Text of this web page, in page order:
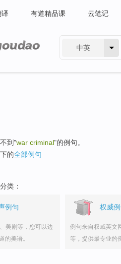
译 有道精品课 云笔记
中英
到"war criminal"的例句。
的全部例句
类：
例句
美剧等，您可以边
的美语。
权威
例句来自权威英文
等，提供最专业的